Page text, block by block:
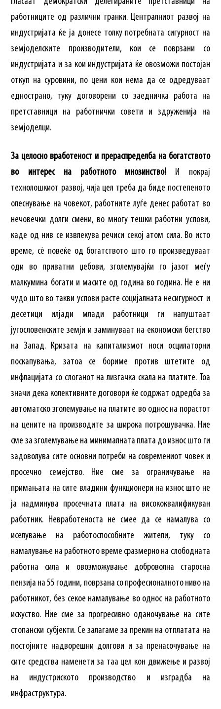
работниците од различни гранки. Централниот развој на
индустријата ќе ја донесе толку потребната сигурност на
земјоделските производители, кои се поврзани со
индустријата и за кои индустријата ќе овозможи постојан
откуп на суровини, по цени кои нема да се одредуваат
еднострано, туку договорени со заедничка работа на
претставници на работнички совети и здруженија на
земјоделци.
За целосно вработеност и прераспределба на богатството
во интерес на работното мнозинство! И покрај
технолошкиот развој, чија цел треба да биде постепеното
олеснување на човекот, работните луѓе денес работат во
нечовечки долги смени, во многу тешки работни услови,
каде од нив се извлекува речиси секој атом сила. Во исто
време, сè повеќе од богатството што го произведуваат
оди во приватни џебови, зголемувајќи го јазот меѓу
малкумина богати и масите од година во година. Не е ни
чудо што во такви услови расте социјалната несигурност и
десетици илјади млади работници ги напуштаат
југословенските земји и заминуваат на економски бегство
на Запад. Кризата на капитализмот носи осцилаторни
поскапувања, затоа се бориме против штетите од
инфлацијата со слоганот на лизгачка скала на платите. Тоа
значи дека колективните договори ќе содржат одредба за
автоматско зголемување на платите во однос на порастот
на цените на производите за широка потрошувачка. Ние
сме за зголемување на минималната плата до износ што ги
задоволува сите основни потреби на современиот човек и
просечно семејство. Ние сме за ограничување на
примањата на сите владини функционери на износ што не
ја надминува просечната плата на висококвалификуван
работник. Невработеноста не смее да се намалува со
иселување на работоспособните жители, туку со
намалување на работното време сразмерно на слободната
работна сила и овозможување доброволна старосна
пензија на 55 години, поврзана со професионалното ниво на
работникот, без секое намалување во однос на работното
искуство. Ние сме за прогресивно оданочување на сите
стопански субјекти. Се залагаме за прекин на отплатата на
постојните надворешни долгови и за пренасочување на
сите средства наменети за таа цел кон движење и развој
на индустриското производство и изградба на
инфраструктура.